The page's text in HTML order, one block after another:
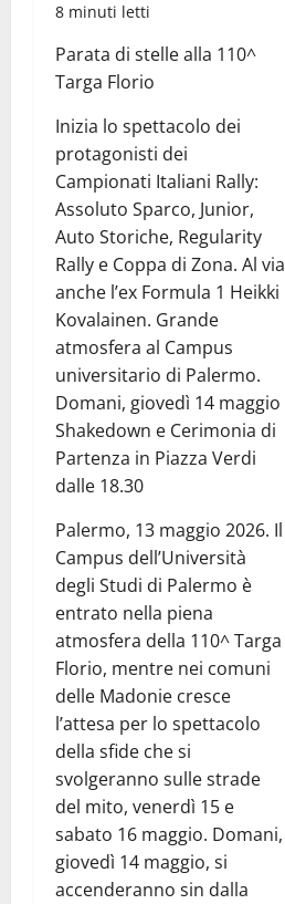
8 minuti letti
Parata di stelle alla 110^
Targa Florio
Inizia lo spettacolo dei
protagonisti dei
Campionati Italiani Rally:
Assoluto Sparco, Junior,
Auto Storiche, Regularity
Rally e Coppa di Zona. Al via
anche l’ex Formula 1 Heikki
Kovalainen. Grande
atmosfera al Campus
universitario di Palermo.
Domani, giovedì 14 maggio
Shakedown e Cerimonia di
Partenza in Piazza Verdi
dalle 18.30
Palermo, 13 maggio 2026. Il
Campus dell’Università
degli Studi di Palermo è
entrato nella piena
atmosfera della 110^ Targa
Florio, mentre nei comuni
delle Madonie cresce
l’attesa per lo spettacolo
della sfide che si
svolgeranno sulle strade
del mito, venerdì 15 e
sabato 16 maggio. Domani,
giovedì 14 maggio, si
accenderanno sin dalla